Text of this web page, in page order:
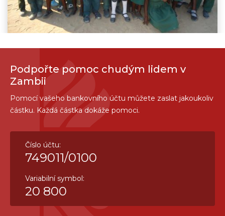
Podpořte pomoc chudým lidem v
Zambii
Pomocí vašeho bankovního účtu můžete zaslat jakoukoliv
částku. Každá částka dokáže pomoci.
Číslo účtu:
749011/0100
Variabilní symbol:
20 800